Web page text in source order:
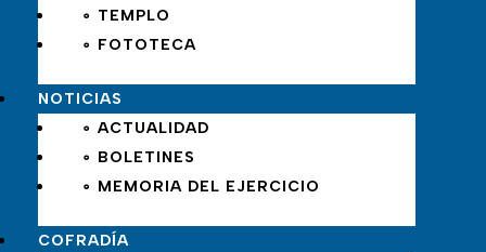
∘ TEMPLO
∘ FOTOTECA
NOTICIAS
∘ ACTUALIDAD
∘ BOLETINES
∘ MEMORIA DEL EJERCICIO
COFRADÍA